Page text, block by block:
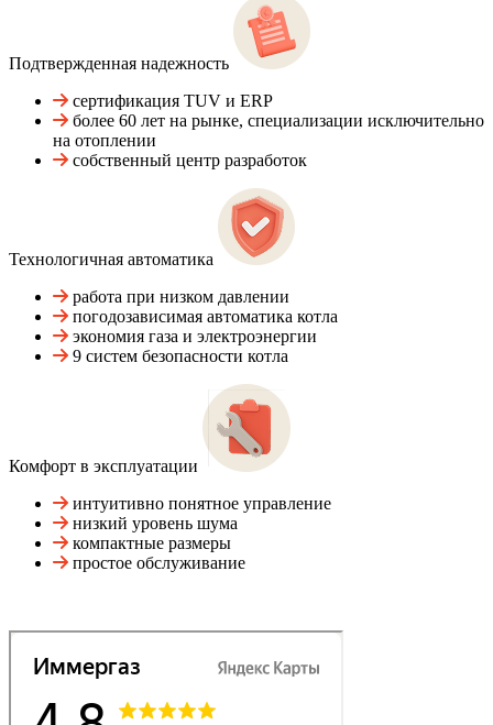
Подтвержденная надежность
сертификация TUV и ERP
более 60 лет на рынке, специализации исключительно
на отоплении
собственный центр разработок
Технологичная автоматика
работа при низком давлении
погодозависимая автоматика котла
экономия газа и электроэнергии
9 систем безопасности котла
Комфорт в эксплуатации
интуитивно понятное управление
низкий уровень шума
компактные размеры
простое обслуживание